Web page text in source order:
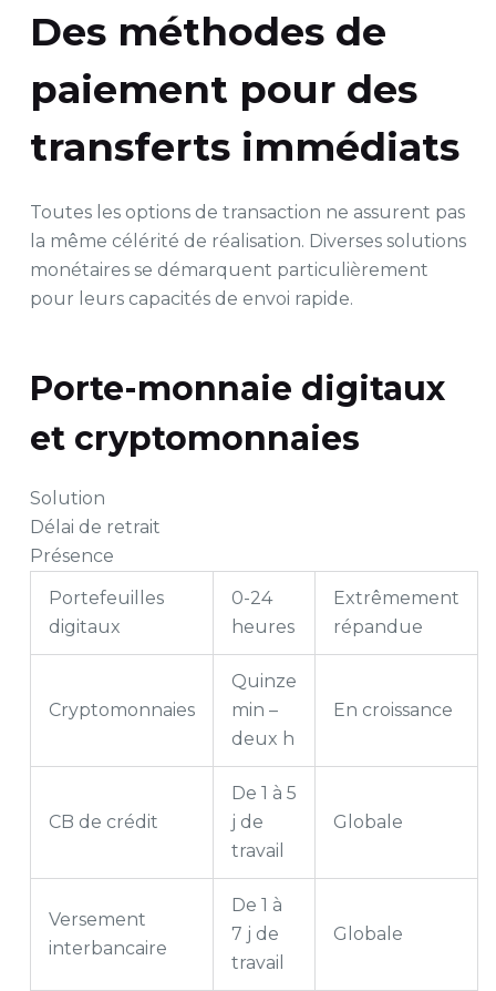
Des méthodes de
paiement pour des
transferts immédiats
Toutes les options de transaction ne assurent pas
la même célérité de réalisation. Diverses solutions
monétaires se démarquent particulièrement
pour leurs capacités de envoi rapide.
Porte-monnaie digitaux
et cryptomonnaies
Solution
Délai de retrait
Présence
Portefeuilles
digitaux
0-24
heures
Extrêmement
répandue
Cryptomonnaies
Quinze
min –
deux h
En croissance
CB de crédit
De 1 à 5
j de
travail
Globale
Versement
interbancaire
De 1 à
7 j de
travail
Globale